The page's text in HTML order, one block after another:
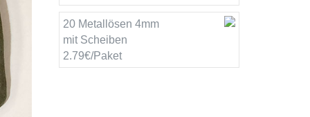
20 Metallösen 4mm
mit Scheiben
2.79€/Paket